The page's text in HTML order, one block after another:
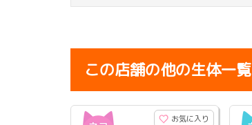
この店舗の他の生体一覧
お気に入り